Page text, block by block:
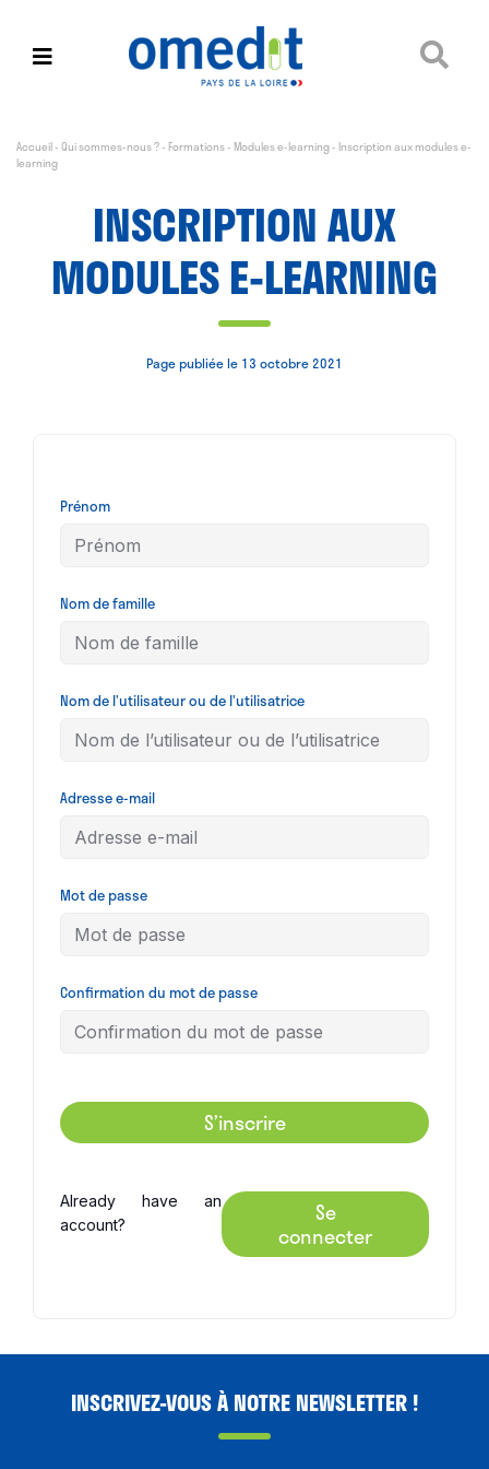
Accueil-Qui sommes-nous ?- Formations- Modules e-learning- Inscription aux modules e-
learning
INSCRIPTION AUX
MODULES E-LEARNING
Page publiée le 13 octobre 2021
Prénom
Nom de famille
Nom de l’utilisateur ou de l’utilisatrice
Adresse e-mail
Mot de passe
Confirmation du mot de passe
S’inscrire
Already have an
account?
Se
connecter
INSCRIVEZ-VOUS À NOTRE NEWSLETTER !